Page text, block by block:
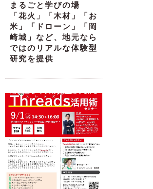
まるごと学びの場
「花火」「木材」「お
米」「ドローン」「岡
崎城」など、地元なら
ではのリアルな体験型
研究を提供